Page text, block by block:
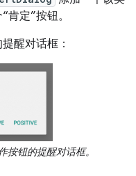
定”按钮。
醒对话框：
按钮的提醒对话框。